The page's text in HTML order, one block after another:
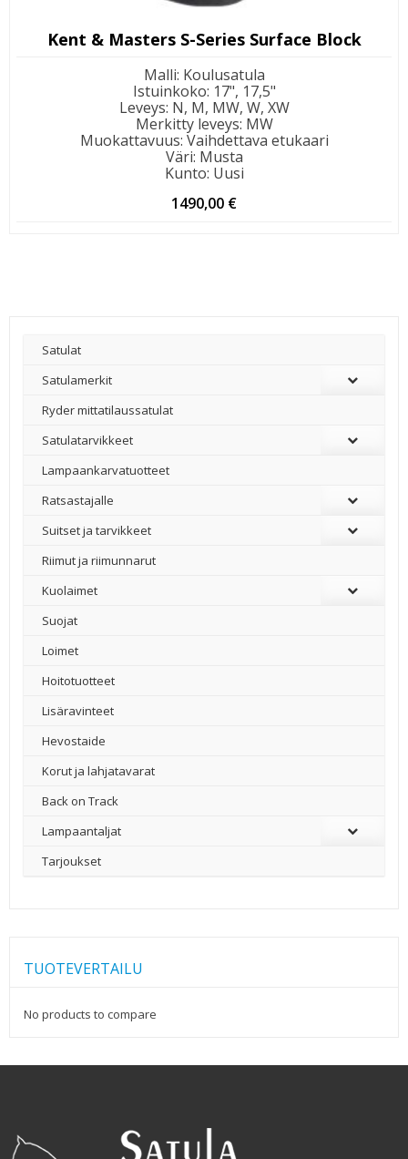
Kent & Masters S-Series Surface Block
Malli: Koulusatula
Istuinkoko: 17", 17,5"
Leveys: N, M, MW, W, XW
Merkitty leveys: MW
Muokattavuus: Vaihdettava etukaari
Väri: Musta
Kunto: Uusi
1490,00 €
Satulat
Satulamerkit
Ryder mittatilaussatulat
Satulatarvikkeet
–
Lampaankarvatuotteet
Ratsastajalle
Suitset ja tarvikkeet
Riimut ja riimunnarut
Kuolaimet
Suojat
Loimet
Hoitotuotteet
Lisäravinteet
Hevostaide
Korut ja lahjatavarat
Back on Track
Lampaantaljat
Tarjoukset
TUOTEVERTAILU
No products to compare